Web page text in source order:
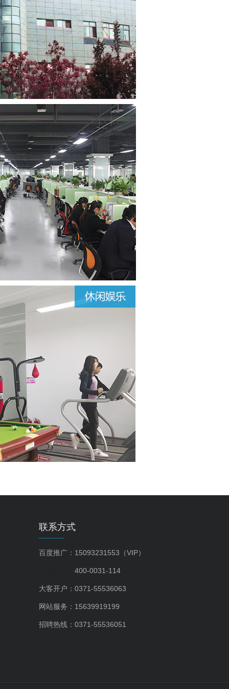
联系方式
百度推广：15093231553（VIP）
400-0031-114
大客开户：0371-55536063
网站服务：15639919199
招聘热线：0371-55536051